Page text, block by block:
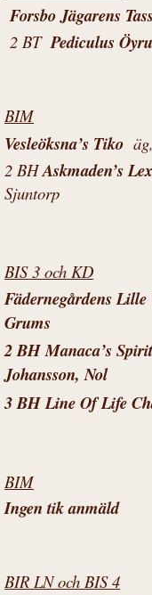
Forsbo Jägarens
2 BT Pediculus
BIM
Vesleöksna’s Tiko
2 BHAskmaden’s
Sjuntorp
BIS 3 och KD
Fädernegårdens Lille
Grums
2 BH Manaca’s
Johansson, Nol
3 BHLine Of Life
BIM
Ingen tik anmäld
BIR LN och BIS 4